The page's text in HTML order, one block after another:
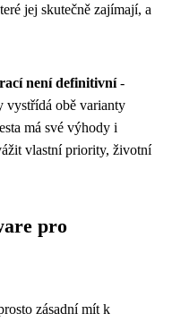
jej skutečně zajímají, a
není definitivní-
vystřídá obě varianty
má své výhody i
vlastní priority, životní
pro
zásadní mít k